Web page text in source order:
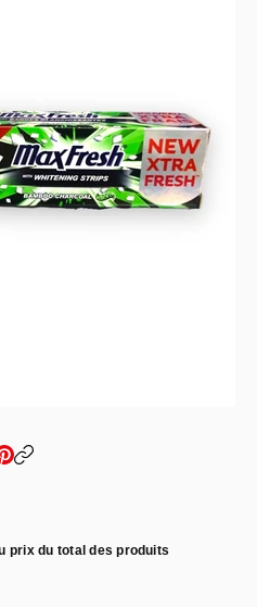
prix du total des produits